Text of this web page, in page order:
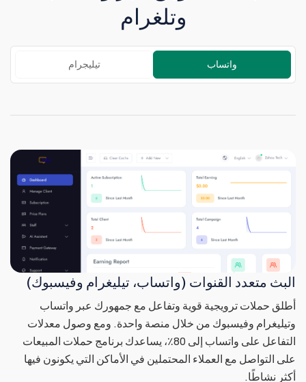
وتلغرام
واتساب تيليجرام
البث متعدد القنوات (واتساب، تيليغرام وفيسبوك)
أطلق حملات ترويجية قوية وتفاعل مع جمهورك عبر واتساب
وتيليغرام وفيسبوك من خلال منصة واحدة. ومع وصول معدلات
التفاعل على واتساب إلى 80٪، يساعدك برنامج حملات المبيعات
على التواصل مع العملاء المحتملين في الأماكن التي يكونون فيها
أكثر نشاطًا.